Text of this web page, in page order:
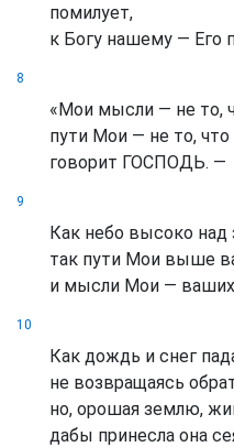
помилует,
к Богу нашему — Его
8
«Мои мысли — не то,
пути Мои — не то,
говорит ГОСПОДЬ. —
9
Как небо высоко над
так пути Мои выше
и мысли Мои —
10
Как дождь и снег
не возвращаясь
но, орошая землю,
дабы принесла она